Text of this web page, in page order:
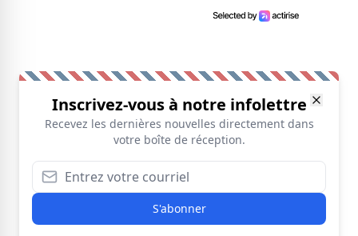
Inscrivez-vous à notre infolettre
Recevez les dernières nouvelles directement dans
votre boîte de réception.
S'abonner